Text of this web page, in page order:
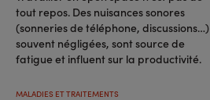
tout repos. Des nuisances sonores
(sonneries de téléphone, discussions…)
souvent négligées, sont source de
fatigue et influent sur la productivité.
MALADIES ET TRAITEMENTS